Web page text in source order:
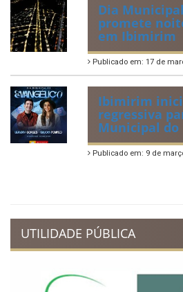
Dia
promete
em Ibimirim
Publicado em: 17 de
Ibimirim
regressiva
Municipal do
Publicado em: 9 de
UTILIDADE PÚBLICA